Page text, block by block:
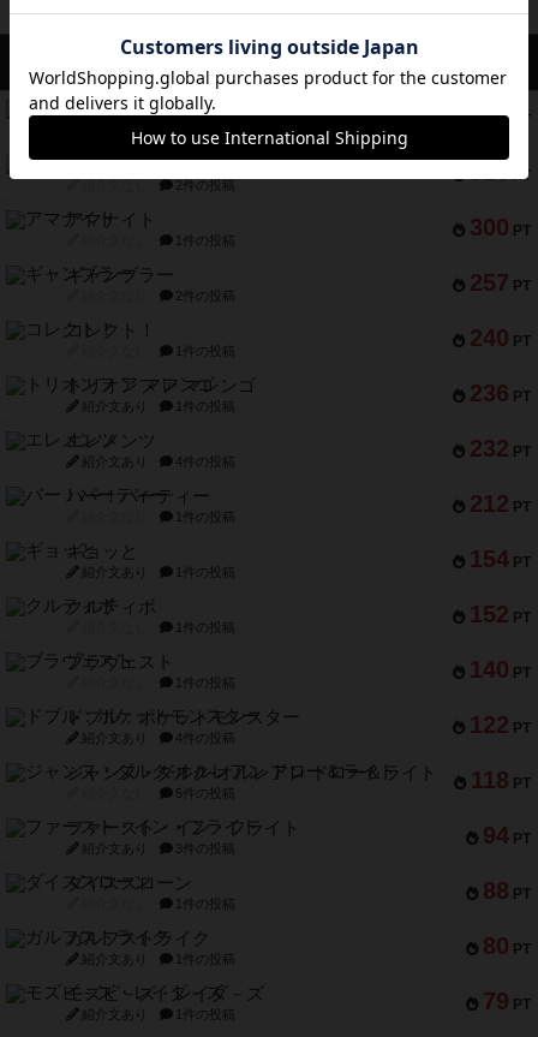
アクセス数 急上昇中
686 PT
スチームローラーズ
紹介文なし 2件の投稿
PT
テンプテーション
2件の投稿
300 PT
アマナイト
1件の投稿
257 PT
ギャンブラー
2件の投稿
240 PT
コレクト！
1件の投稿
236 PT
トリオンフ ア マレンゴ
紹介文あり 1件の投稿
232 PT
エレメンツ
紹介文あり 4件の投稿
212 PT
バー！パーティー
1件の投稿
154 PT
ギョッと
紹介文あり 1件の投稿
152 PT
クルティボ
1件の投稿
140 PT
ブラヴェスト
1件の投稿
122 PT
ドブル：ポケットモンスター
紹介文あり 4件の投稿
118 PT
ジャンヌ・ダルク-オルレアン ドロー＆ライト
5件の投稿
94 PT
ファースト・イン・フライト
紹介文あり 3件の投稿
88 PT
ダイススローン
1件の投稿
80 PT
ガルフストライク
紹介文あり 1件の投稿
79 PT
モズビ－ズ・レイダ－ズ
紹介文あり 1件の投稿